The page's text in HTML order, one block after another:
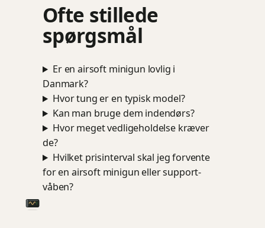
Ofte stillede
spørgsmål
Er en airsoft minigun lovlig i
Danmark?
Hvor tung er en typisk model?
Kan man bruge dem indendørs?
Hvor meget vedligeholdelse kræver
de?
Hvilket prisinterval skal jeg forvente
for en airsoft minigun eller support-
våben?